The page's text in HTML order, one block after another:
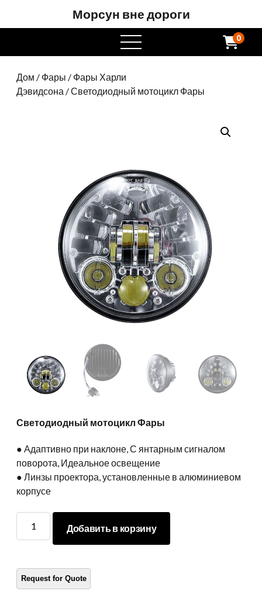
Морсун вне дороги
Открытое
меню
0
Дом / Фары / Фары Харли
Дэвидсона / Светодиодный мотоцикл Фары
Светодиодный мотоцикл Фары
● Адаптивно при наклоне, С янтарным сигналом
поворота, Идеальное освещение
● Линзы проектора, установленные в алюминиевом
корпусе
мотоцикл
Добавить в корзину